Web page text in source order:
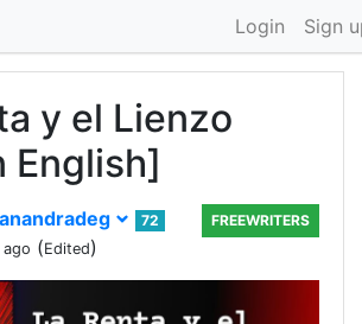
Login Sign
y el Lienzo
English]
72
(Edited)
FREEWRITERS